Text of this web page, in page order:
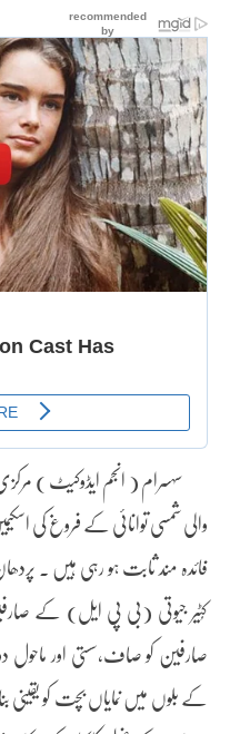
سہسرام ( انجم ایڈوکیٹ )
والی شمسی توانائی کے فروغ کی
فائدہ مند ثابت ہو رہی ہیں ۔
کُٹیر جیوتی (بی پی ایل) کے
صارفین کو صاف،سستی اور ماحول
کے بلوں میں نمایاں بچت کو